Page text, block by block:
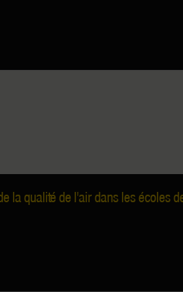
la qualité de l'air dans les écoles